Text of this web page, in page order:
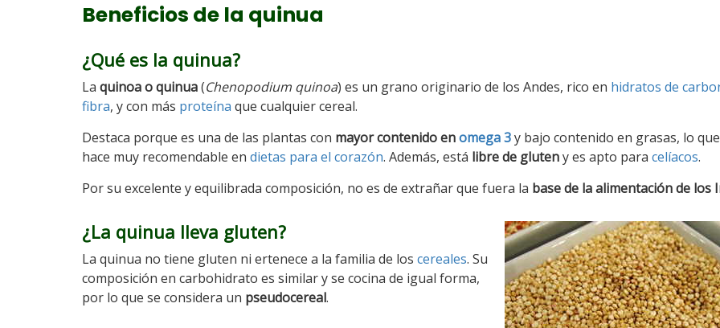
Beneficios de la quinua
¿Qué es la quinua?
La quinoa o quinua(Chenopodium quinoa) es un grano originario de los Andes, rico en hidratos de
fibra, y con más proteína que cualquier cereal.
Destaca porque es una de las plantas con mayor contenido enomega 3y bajo contenido en grasas, lo
hace muy recomendable en dietas para el corazón. Además, está libre de gluteny es apto para celíacos.
Por su excelente y equilibrada composición, no es de extrañar que fuera la base de la alimentación de los
¿La quinua lleva gluten?
La quinua no tiene gluten ni ertenece a la familia de los cereales. Su
composición en carbohidrato es similar y se cocina de igual forma,
por lo que se considera un pseudocereal.